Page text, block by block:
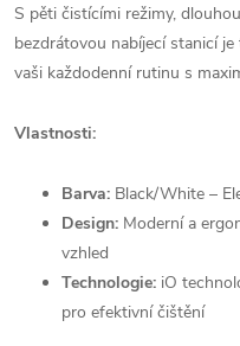
S pěti čistícími režimy,
bezdrátovou nabíjecí stanicí
vaši každodenní rutinu s
Vlastnosti:
Barva: Black/White –
Design: Moderní a
vzhled
Technologie: iO
pro efektivní čištění